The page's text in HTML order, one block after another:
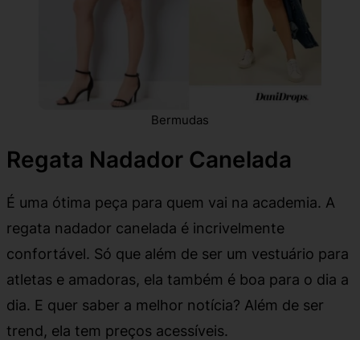
Bermudas
Regata Nadador Canelada
É uma ótima peça para quem vai na academia. A
regata nadador canelada é incrivelmente
confortável. Só que além de ser um vestuário para
atletas e amadoras, ela também é boa para o dia a
dia. E quer saber a melhor notícia? Além de ser
trend, ela tem preços acessíveis.